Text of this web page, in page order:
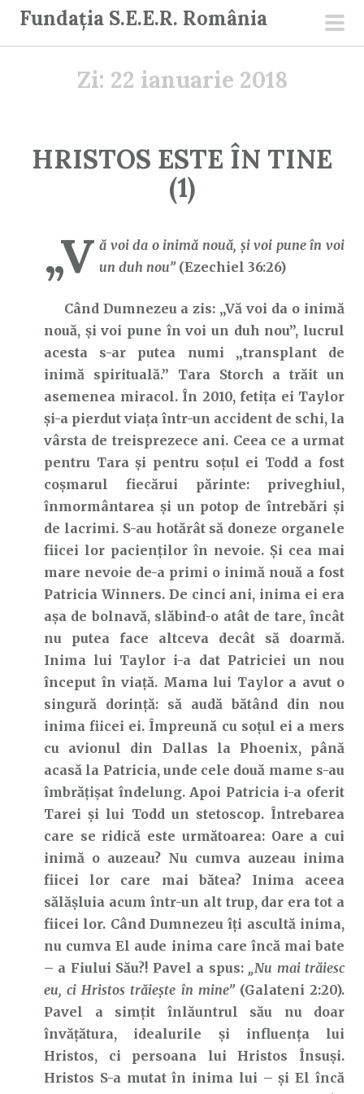
Fundația S.E.E.R. România
Zi: 22 ianuarie 2018
HRISTOS ESTE ÎN TINE
(1)
„V ă voi da o inimă nouă, şi voi pune în voi
un duh nou” (Ezechiel 36:26)
Când Dumnezeu a zis: „Vă voi da o inimă
nouă, şi voi pune în voi un duh nou”, lucrul
acesta s-ar putea numi „transplant de
inimă spirituală.” Tara Storch a trăit un
asemenea miracol. În 2010, fetița ei Taylor
și-a pierdut viața într-un accident de schi, la
vârsta de treisprezece ani. Ceea ce a urmat
pentru Tara și pentru soțul ei Todd a fost
coșmarul fiecărui părinte: priveghiul,
înmormântarea și un potop de întrebări și
de lacrimi. S-au hotărât să doneze organele
fiicei lor pacienților în nevoie. Și cea mai
mare nevoie de-a primi o inimă nouă a fost
Patricia Winners. De cinci ani, inima ei era
așa de bolnavă, slăbind-o atât de tare, încât
nu putea face altceva decât să doarmă.
Inima lui Taylor i-a dat Patriciei un nou
început în viață. Mama lui Taylor a avut o
singură dorință: să audă bătând din nou
inima fiicei ei. Împreună cu soțul ei a mers
cu avionul din Dallas la Phoenix, până
acasă la Patricia, unde cele două mame s-au
îmbrățișat îndelung. Apoi Patricia i-a oferit
Tarei și lui Todd un stetoscop. Întrebarea
care se ridică este următoarea: Oare a cui
inimă o auzeau? Nu cumva auzeau inima
fiicei lor care mai bătea? Inima aceea
sălășluia acum într-un alt trup, dar era tot a
fiicei lor. Când Dumnezeu îți ascultă inima,
nu cumva El aude inima care încă mai bate
– a Fiului Său?! Pavel a spus: „Nu mai trăiesc
eu, ci Hristos trăieşte în mine”(Galateni 2:20).
Pavel a simțit înlăuntrul său nu doar
învățătura, idealurile și influența lui
Hristos, ci persoana lui Hristos Însuși.
Hristos S-a mutat în inima lui – și El încă